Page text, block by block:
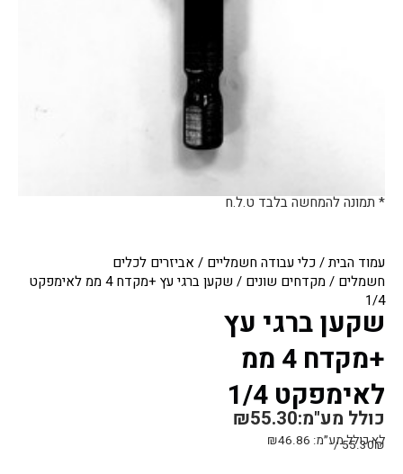
עמוד הבית/כלי עבודה חשמליים / אביזרים לכלים
חשמלים /מקדחים שונים
/ שקען ברגי עץ +מקדח 4 ממ לאימפקט
1/4
שקען ברגי עץ
+מקדח 4 ממ
לאימפקט 1/4
₪55.30כולל מע"מ:
לא כולל מע״מ: ₪46.86
55.30₪ /
* תמונה להמחשה בלבד ט.ל.ח